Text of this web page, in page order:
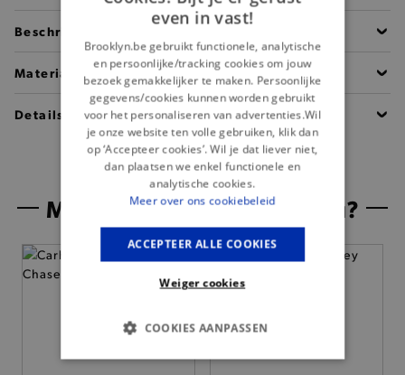
Beschrijving
Materiaal
Details
Misschien is dit iets voor jou?
even in vast!
Brooklyn.be gebruikt functionele, analytische
en persoonlijke/tracking cookies om jouw
bezoek gemakkelijker te maken. Persoonlijke
gegevens/cookies kunnen worden gebruikt
voor het personaliseren van advertenties.Wil
je onze website ten volle gebruiken, klik dan
op ‘Accepteer cookies’. Wil je dat liever niet,
dan plaatsen we enkel functionele en
analytische cookies.
Meer over ons cookiebeleid
ACCEPTEER ALLE COOKIES
Weiger cookies
COOKIES AANPASSEN
BASIS COOKIES